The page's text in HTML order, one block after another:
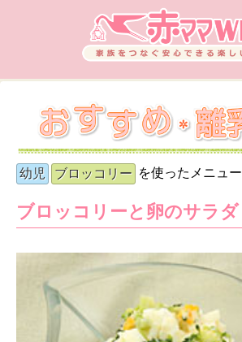
幼児 ブロッコリー を使ったメニュー
ブロッコリーと卵のサラダ